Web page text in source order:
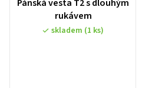
Pánská vesta T2 s dlouhým
rukávem
skladem (1 ks)